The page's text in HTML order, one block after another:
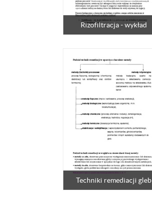
Rizofiltracja - wykład
Techniki remediacji gleb